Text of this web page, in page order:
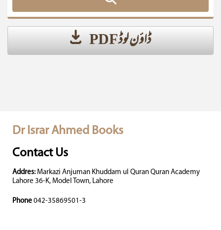
ڈاؤن لوڈ PDF
Dr Israr Ahmed Books
Contact Us
Addres: Markazi Anjuman Khuddam ul Quran Quran Academy
Lahore 36-K, Model Town, Lahore
Phone 042-35869501-3